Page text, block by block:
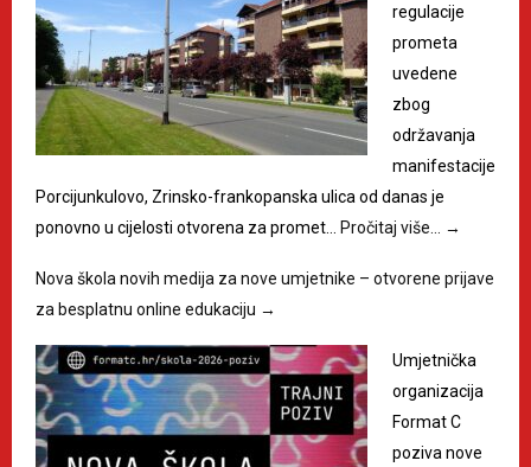
regulacije
prometa
uvedene
zbog
održavanja
manifestacije
Porcijunkulovo, Zrinsko-frankopanska ulica od danas je
ponovno u cijelosti otvorena za promet…
Pročitaj više… →
Nova škola novih medija za nove umjetnike – otvorene prijave
za besplatnu online edukaciju →
Umjetnička
organizacija
Format C
poziva nove